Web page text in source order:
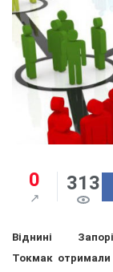
0 313
Віднині
Токмак отримали